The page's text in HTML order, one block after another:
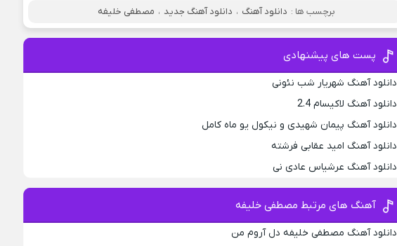
برچسب ها : دانلود آهنگ ، دانلود آهنگ جدید ، مصطفی خلیفه
پست های پیشنهادی
دانلود آهنگ شهریار شب نئونی
دانلود آهنگ لاکیسام 2.4
دانلود آهنگ پیمان شهیدی و نیکول یو ماه کامل
دانلود آهنگ امید عقابی فرشته
دانلود آهنگ عرشیاس عادی نی
آهنگ های مرتبط مصطفی خلیفه
دانلود آهنگ مصطفی خلیفه دل آروم من